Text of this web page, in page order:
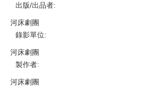
出版/出品者:
河床劇團
錄影單位:
河床劇團
製作者:
河床劇團